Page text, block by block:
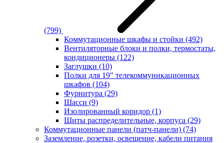
(799)
Коммутационные шкафы и стойки (492)
Вентиляторные блоки и полки, термостаты,
кондиционеры (122)
Заглушки (10)
Полки для 19" телекоммуникационных
шкафов (104)
Фурнитура (29)
Шасси (9)
Изолированный коридор (1)
Щиты распределительные, корпуса (29)
Коммутационные панели (патч-панели) (74)
Заземление, розетки, освещение, кабели питания